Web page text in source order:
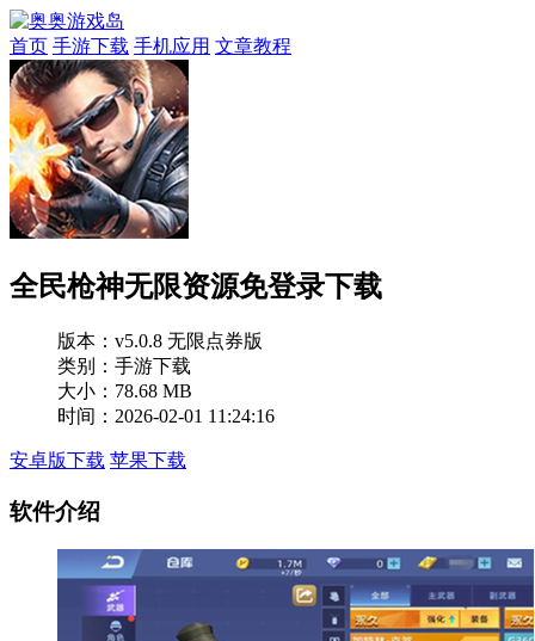
首页 手游下载 手机应用 文章教程
全民枪神无限资源免登录下载
版本： v5.0.8 无限点券版
类别：手游下载
大小：78.68 MB
时间：2026-02-01 11:24:16
安卓版下载 苹果下载
软件介绍